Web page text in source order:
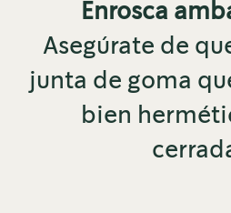
Enrosca
Asegúrate de
junta de goma
bien